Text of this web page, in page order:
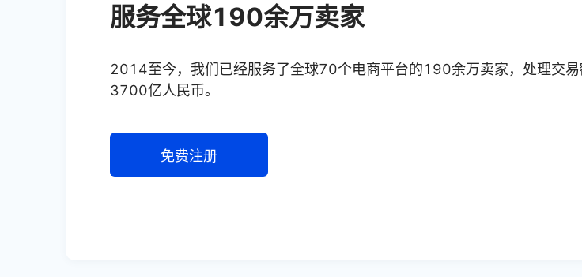
服务全球190余万卖家
2014至今，我们已经服务了全球70个电商平台的190余万卖家，处理交易
3700亿人民币。
免费注册